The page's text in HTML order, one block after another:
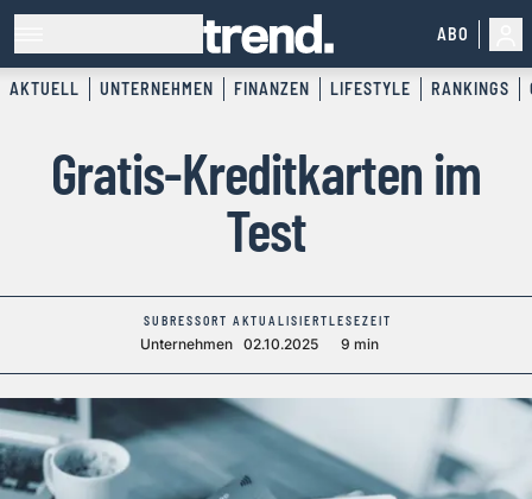
ABO
AKTUELL UNTERNEHMEN FINANZEN LIFESTYLE RANKINGS
Gratis-Kreditkarten im
Test
SUBRESSORT
Unternehmen
AKTUALISIERT
02.10.2025
LESEZEIT
9 min